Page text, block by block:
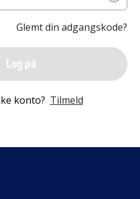
Glemt din adgangskode?
Log på
konto? Tilmeld